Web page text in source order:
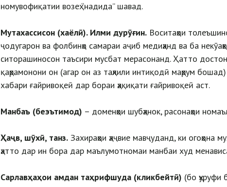
номувофиқатии возеҳ “надида” шавад.
Мутахассисон (хаёлӣ). Илми дурӯғин. Воситаҳои
ҷодугарон ва фолбинҳо самараи аҷиб медиҳанд ва ба
ситорашиносон таъсири мусбат мерасонанд. Ҳатто
қаҳрамонони он (агар он аз таҳлили интиқодӣ маҳрум
хабари ғайривоқеӣ дар бораи ҳақиқати ғайривоқеӣ аст.
Манбаъ (беэътимод) – доменҳои шубҳанок, расонаҳои
Ҳаҷв, шӯхӣ, танз. Захираҳои ҳаҷвие мавҷуданд, ки огоҳона
ҳатто дар ин бора дар маълумотномаи манбаи худ
Сарлавҳаҳои амдан таҳрифшуда (кликбейтӣ) (бо